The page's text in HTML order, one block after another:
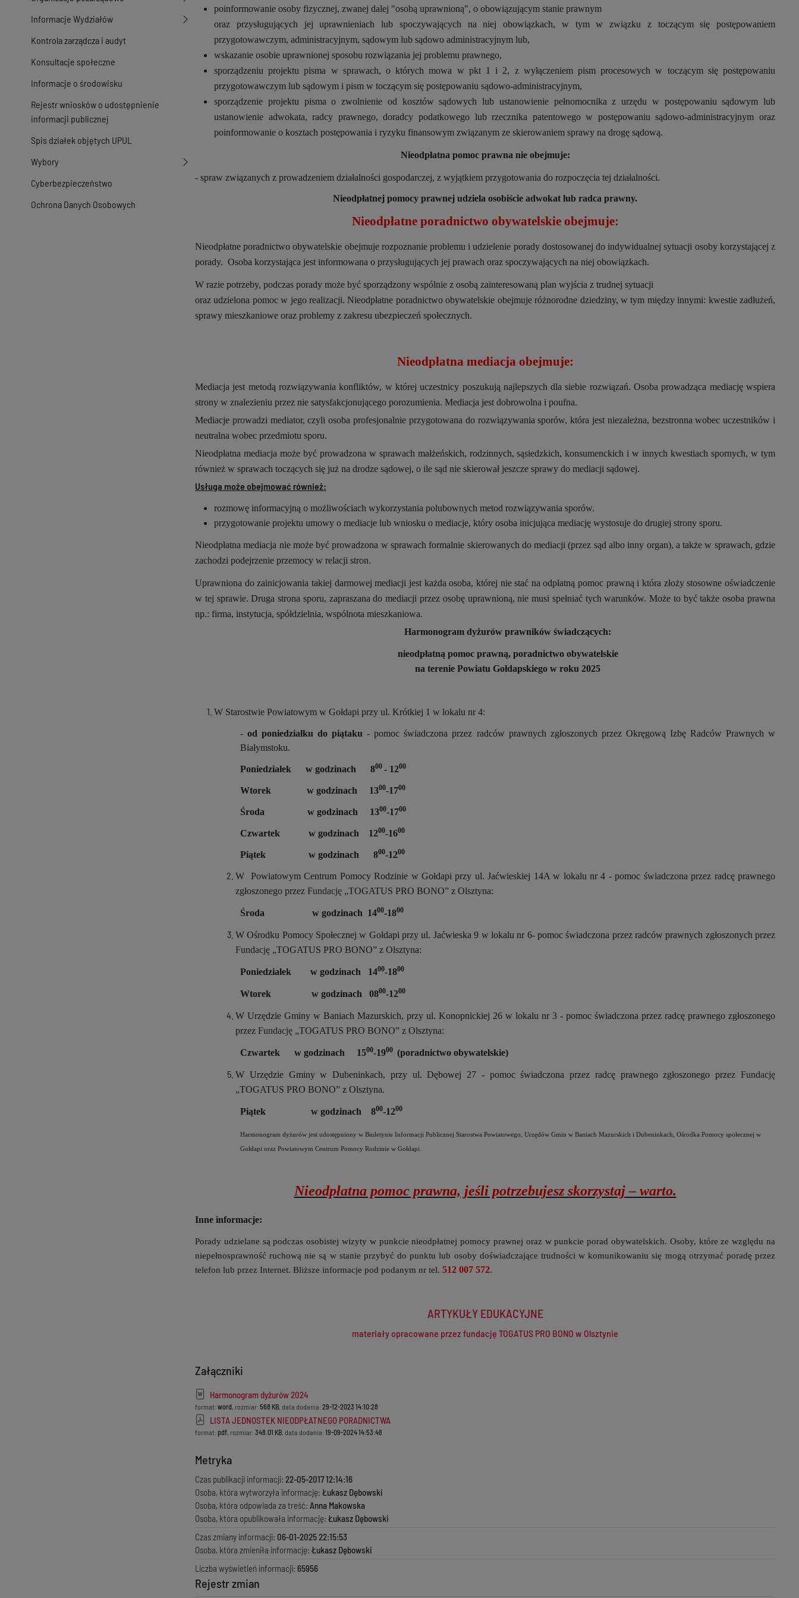
Informacje Wydziałów
Kontrola zarządcza i audyt
Konsultacje społeczne
Informacje o środowisku
Rejestr wniosków o udostępnienie
informacji publicznej
Spis działek objętych UPUL
Wybory
Cyberbezpieczeństwo
Ochrona Danych Osobowych
poinformowanie osoby fizycznej, zwanej dalej "osobą uprawnioną", o obowiązującym stanie prawnym
oraz przysługujących jej uprawnieniach lub spoczywających na niej obowiązkach, w tym w związku z toczącym się postępowaniem
przygotowawczym, administracyjnym, sądowym lub sądowo administracyjnym lub,
wskazanie osobie uprawnionej sposobu rozwiązania jej problemu prawnego,
sporządzeniu projektu pisma w sprawach, o których mowa w pkt 1 i 2, z wyłączeniem pism procesowych w toczącym się postępowaniu
przygotowawczym lub sądowym i pism w toczącym się postępowaniu sądowo-administracyjnym,
sporządzenie projektu pisma o zwolnienie od kosztów sądowych lub ustanowienie pełnomocnika z urzędu w postępowaniu sądowym lub
ustanowienie adwokata, radcy prawnego, doradcy podatkowego lub rzecznika patentowego w postępowaniu sądowo-administracyjnym oraz
poinformowanie o kosztach postępowania i ryzyku finansowym związanym ze skierowaniem sprawy na drogę sądową.
Nieodpłatna pomoc prawna nie obejmuje:
- spraw związanych z prowadzeniem działalności gospodarczej, z wyjątkiem przygotowania do rozpoczęcia tej działalności.
Nieodpłatnej pomocy prawnej udziela osobiście adwokat lub radca prawny.
Nieodpłatne poradnictwo obywatelskie obejmuje:
Nieodpłatne poradnictwo obywatelskie obejmuje rozpoznanie problemu i udzielenie porady dostosowanej do indywidualnej sytuacji osoby korzystającej z
porady. Osoba korzystająca jest informowana o przysługujących jej prawach oraz spoczywających na niej obowiązkach.
W razie potrzeby, podczas porady może być sporządzony wspólnie z osobą zainteresowaną plan wyjścia z trudnej sytuacji
oraz udzielona pomoc w jego realizacji. Nieodpłatne poradnictwo obywatelskie obejmuje różnorodne dziedziny, w tym między innymi: kwestie zadłużeń,
sprawy mieszkaniowe oraz problemy z zakresu ubezpieczeń społecznych.
Nieodpłatna mediacja obejmuje:
Mediacja jest metodą rozwiązywania konfliktów, w której uczestnicy poszukują najlepszych dla siebie rozwiązań. Osoba prowadząca mediację wspiera
strony w znalezieniu przez nie satysfakcjonującego porozumienia. Mediacja jest dobrowolna i poufna.
Mediacje prowadzi mediator, czyli osoba profesjonalnie przygotowana do rozwiązywania sporów, która jest niezależna, bezstronna wobec uczestników i
neutralna wobec przedmiotu sporu.
Nieodpłatna mediacja może być prowadzona w sprawach małżeńskich, rodzinnych, sąsiedzkich, konsumenckich i w innych kwestiach spornych, w tym
również w sprawach toczących się już na drodze sądowej, o ile sąd nie skierował jeszcze sprawy do mediacji sądowej.
Usługa może obejmować również:
rozmowę informacyjną o możliwościach wykorzystania polubownych metod rozwiązywania sporów.
przygotowanie projektu umowy o mediacje lub wniosku o mediacje, który osoba inicjująca mediację wystosuje do drugiej strony sporu.
Nieodpłatna mediacja nie może być prowadzona w sprawach formalnie skierowanych do mediacji (przez sąd albo inny organ), a także w sprawach, gdzie
zachodzi podejrzenie przemocy w relacji stron.
Uprawniona do zainicjowania takiej darmowej mediacji jest każda osoba, której nie stać na odpłatną pomoc prawną i która złoży stosowne oświadczenie
w tej sprawie. Druga strona sporu, zapraszana do mediacji przez osobę uprawnioną, nie musi spełniać tych warunków. Może to być także osoba prawna
np.: firma, instytucja, spółdzielnia, wspólnota mieszkaniowa.
Harmonogram dyżurów prawników świadczących:
nieodpłatną pomoc prawną, poradnictwo obywatelskie
na terenie Powiatu Gołdapskiego w roku 2025
W Starostwie Powiatowym w Gołdapi przy ul. Krótkiej 1 w lokalu nr 4:
-od poniedziałku do piątaku- pomoc świadczona przez radców prawnych zgłoszonych przez Okręgową Izbę Radców Prawnych w
Białymstoku.
Poniedziałek w godzinach 800 - 1200
Wtorek w godzinach 1300-1700
Środa w godzinach 1300-1700
Czwartek w godzinach 1200-1600
Piątek w godzinach 800-1200
W Powiatowym Centrum Pomocy Rodzinie w Gołdapi przy ul. Jaćwieskiej 14A w lokalu nr 4 - pomoc świadczona przez radcę prawnego
zgłoszonego przez Fundację „TOGATUS PRO BONO” z Olsztyna:
Środa w godzinach 1400-1800
W Ośrodku Pomocy Społecznej w Gołdapi przy ul. Jaćwieska 9 w lokalu nr 6- pomoc świadczona przez radców prawnych zgłoszonych przez
Fundację „TOGATUS PRO BONO” z Olsztyna:
Poniedziałek w godzinach 1400-1800
Wtorek w godzinach 0800-1200
W Urzędzie Gminy w Baniach Mazurskich, przy ul. Konopnickiej 26 w lokalu nr 3 - pomoc świadczona przez radcę prawnego zgłoszonego
przez Fundację „TOGATUS PRO BONO” z Olsztyna:
Czwartek w godzinach 1500-1900 (poradnictwo obywatelskie)
W Urzędzie Gminy w Dubeninkach, przy ul. Dębowej 27 - pomoc świadczona przez radcę prawnego zgłoszonego przez Fundację
„TOGATUS PRO BONO” z Olsztyna.
Piątek w godzinach 800-1200
Harmonogram dyżurów jest udostępniony w Biuletynie Informacji Publicznej Starostwa Powiatowego, Urzędów Gmin w Baniach Mazurskich i Dubeninkach, Ośrodka Pomocy społecznej w
Gołdapi oraz Powiatowym Centrum Pomocy Rodzinie w Gołdapi.
Nieodpłatna pomoc prawna, jeśli potrzebujesz skorzystaj – warto.
Inne informacje:
Porady udzielane są podczas osobistej wizyty w punkcie nieodpłatnej pomocy prawnej oraz w punkcie porad obywatelskich. Osoby, które ze względu na
niepełnosprawność ruchową nie są w stanie przybyć do punktu lub osoby doświadczające trudności w komunikowaniu się mogą otrzymać poradę przez
telefon lub przez Internet. Bliższe informacje pod podanym nr tel. 512 007 572.
ARTYKUŁY EDUKACYJNE
materiały opracowane przez fundację TOGATUS PRO BONO w Olsztynie
Załączniki
Harmonogram dyżurów 2024
format: word, rozmiar: 568 KB, data dodania: 29-12-2023 14:10:28
LISTA JEDNOSTEK NIEODPŁATNEGO PORADNICTWA
format: pdf, rozmiar: 348.01 KB, data dodania: 19-09-2024 14:53:48
Metryka
Czas publikacji informacji: 22-05-2017 12:14:16
Osoba, która wytworzyła informację: Łukasz Dębowski
Osoba, która odpowiada za treść: Anna Makowska
Osoba, która opublikowała informację: Łukasz Dębowski
Czas zmiany informacji: 06-01-2025 22:15:53
Osoba, która zmieniła informację: Łukasz Dębowski
Liczba wyświetleń informacji: 65956
Rejestr zmian